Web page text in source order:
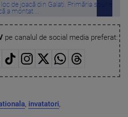
de joacă din Galați. Primăria spune
a montat ...
pe canalul de social media preferat:
, invatatori,